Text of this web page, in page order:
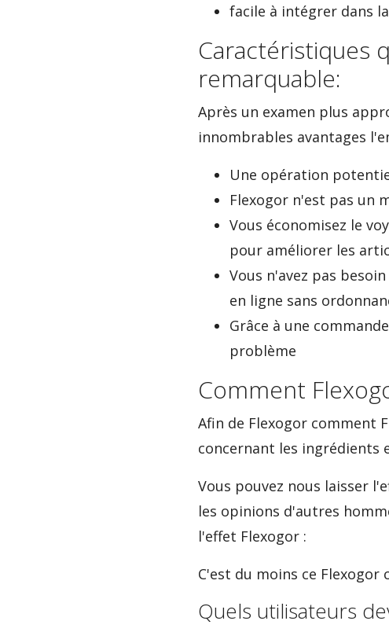
facile à intégrer dans
Caractéristiques
remarquable:
Après un examen plus
innombrables avantages
Une opération
Flexogor n'est pas un
Vous économisez le
pour améliorer les
Vous n'avez pas
en ligne sans
Grâce à une
problème
Comment
Afin de Flexogor comment
concernant les ingrédients
Vous pouvez nous laisser
les opinions d'autres
l'effet Flexogor :
C'est du moins ce
Quels utilisateurs